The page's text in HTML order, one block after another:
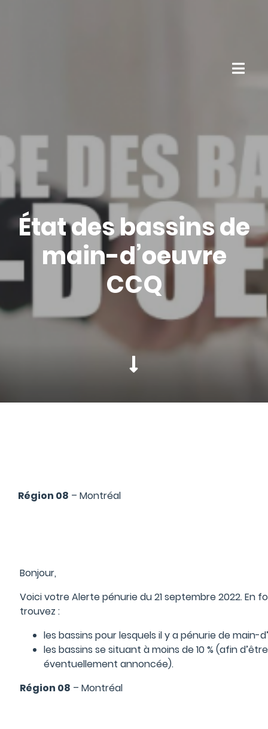
État des bassins de
main-d’oeuvre
CCQ
Région 08 – Montréal
Bonjour,
Voici votre Alerte pénurie du 21 septembre 2022. En
trouvez :
les bassins pour lesquels il y a pénurie de main-
les bassins se situant à moins de 10 % (afin
éventuellement annoncée).
Région 08 – Montréal